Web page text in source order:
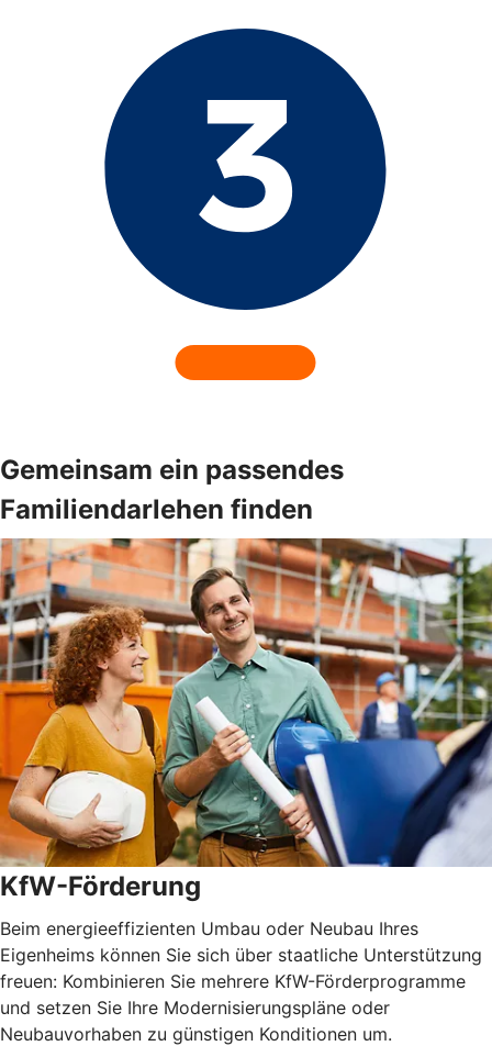
Gemeinsam ein passendes
Familiendarlehen finden
KfW-Förderung
Beim energieeffizienten Umbau oder Neubau Ihres
Eigenheims können Sie sich über staatliche Unterstützung
freuen: Kombinieren Sie mehrere KfW-Förderprogramme
und setzen Sie Ihre Modernisierungspläne oder
Neubauvorhaben zu günstigen Konditionen um.